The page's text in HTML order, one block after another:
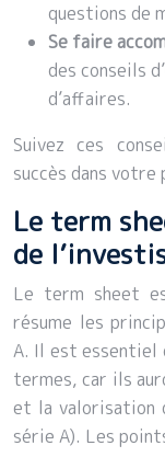
questions de
Se faire
des conseils
d’affaires.
Suivez ces
succès dans
Le term
de
Le term sheet
résume les
A. Il est essentiel
termes, car ils
et la valorisation
série A). Les